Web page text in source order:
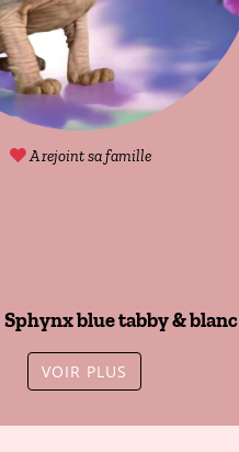
A rejoint sa famille
Sphynx blue tabby & blanc
VOIR PLUS